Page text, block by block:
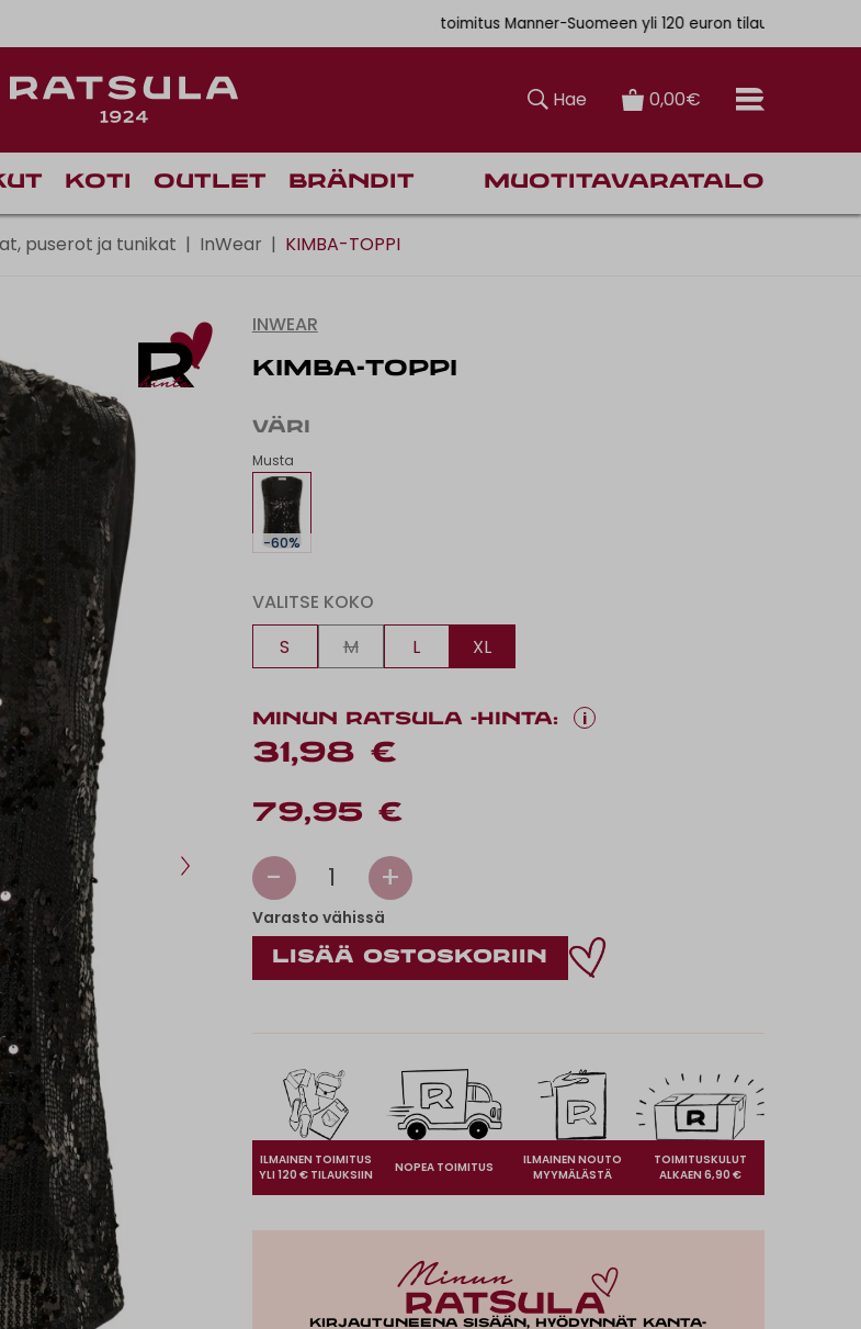
Ilmainen toimitus Manner-Suomeen yli 120 euron tilauksiin
Hae 0,00€
Koti Outlet Brändit Muotitavaratalo
puserot ja tunikat | InWear | KIMBA-TOPPI
INWEAR
KIMBA-TOPPI
VÄRI
Musta
-60%
VALITSE KOKO
S
M L XL
MINUN RATSULA -HINTA: i
31,98 €
79,95 €
- 1 +
Varasto vähissä
ILMAINEN TOIMITUS
YLI 120 € TILAUKSIIN
NOPEA TOIMITUS
ILMAINEN NOUTO
MYYMÄLÄSTÄ
TOIMITUSKULUT
ALKAEN 6,90 €
Kirjautuneena sisään, hyödynnät kanta-